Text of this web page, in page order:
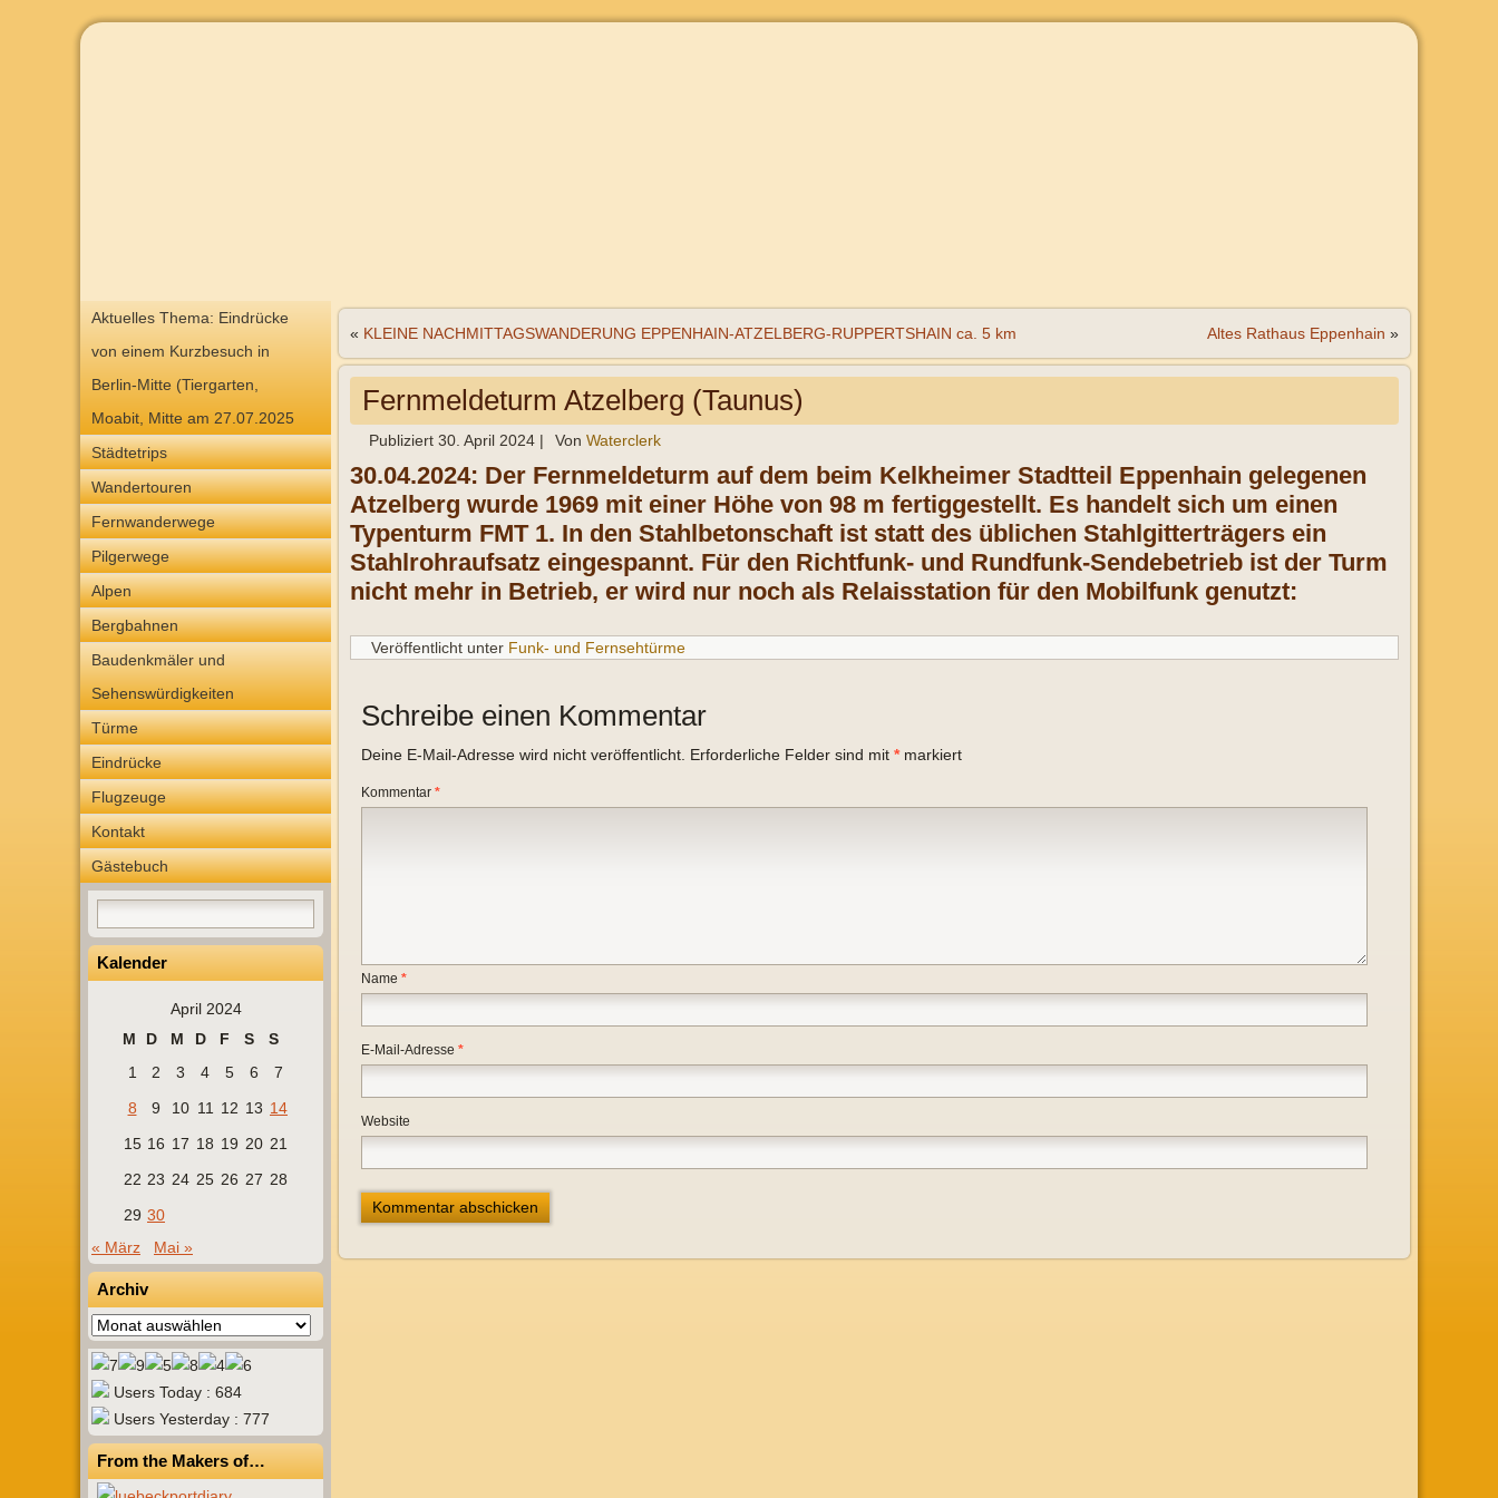
Aktuelles Thema: Eindrücke
von einem Kurzbesuch in
Berlin-Mitte (Tiergarten,
Moabit, Mitte am 27.07.2025
Städtetrips
Wandertouren
Fernwanderwege
Pilgerwege
Alpen
Bergbahnen
Baudenkmäler und
Sehenswürdigkeiten
Türme
Eindrücke
Flugzeuge
Kontakt
Gästebuch
Kalender
April 2024
M
D M D F S
S
1
2 3 4 5 6
7
8
9 10 11 12 13 14
15 16 17 18 19 20 21
22 23 24 25 26 27 28
29 30
« März
Mai »
Archiv
Archiv
Users Today : 684
Users Yesterday : 777
From the Makers of…
« KLEINE NACHMITTAGSWANDERUNG EPPENHAIN-ATZELBERG-RUPPERTSHAIN ca. 5 km Altes Rathaus Eppenhain »
Fernmeldeturm Atzelberg (Taunus)
Publiziert 30. April 2024 | Von Waterclerk
30.04.2024: Der Fernmeldeturm auf dem beim Kelkheimer Stadtteil Eppenhain gelegenen
Atzelberg wurde 1969 mit einer Höhe von 98 m fertiggestellt. Es handelt sich um einen
Typenturm FMT 1. In den Stahlbetonschaft ist statt des üblichen Stahlgitterträgers ein
Stahlrohraufsatz eingespannt. Für den Richtfunk- und Rundfunk-Sendebetrieb ist der Turm
nicht mehr in Betrieb, er wird nur noch als Relaisstation für den Mobilfunk genutzt:
Veröffentlicht unter Funk- und Fernsehtürme
Schreibe einen Kommentar
Deine E-Mail-Adresse wird nicht veröffentlicht. Erforderliche Felder sind mit *markiert
Kommentar *
Name *
E-Mail-Adresse *
Website